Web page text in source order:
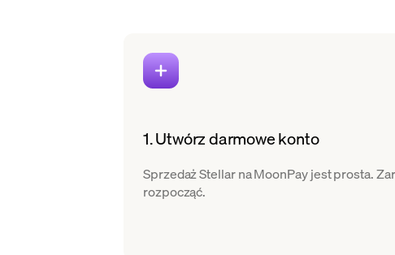
1. Utwórz darmowe konto
Sprzedaż Stellar na MoonPay jest prosta.
rozpocząć.